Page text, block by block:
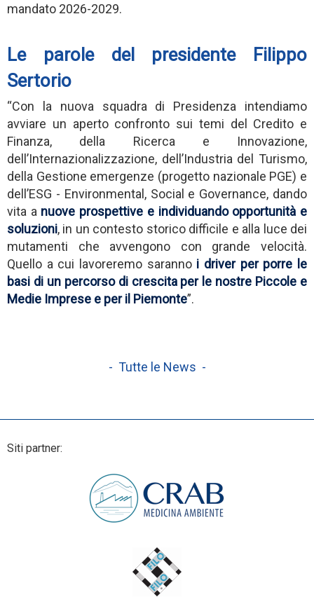
mandato 2026-2029.
Le parole del presidente Filippo
Sertorio
“Con la nuova squadra di Presidenza intendiamo
avviare un aperto confronto sui temi del Credito e
Finanza, della Ricerca e Innovazione,
dell’Internazionalizzazione, dell’Industria del Turismo,
della Gestione emergenze (progetto nazionale PGE) e
dell’ESG - Environmental, Social e Governance, dando
vita a nuove prospettive e individuando opportunità e
soluzioni, in un contesto storico difficile e alla luce dei
mutamenti che avvengono con grande velocità.
Quello a cui lavoreremo sarannoi driver per porre le
basi di un percorso di crescita per le nostre Piccole e
Medie Imprese e per il Piemonte”.
- Tutte le News -
Siti partner: